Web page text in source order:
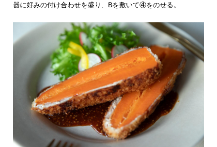
器に好みの付け合わせを盛り、Bを敷いて④をのせる。